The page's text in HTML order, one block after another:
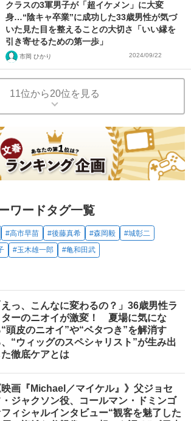
クラスの3軍男子が「超イケメン」に大変
身…“陰キャ卒業”に成功した33歳男性が気づ
いた見た目を整えることの大切さ「いい縁を
引き寄せるための第一歩」
市岡 ひかり 2024/09/22
11位から20位を見る
ワードタグ一覧
#高市早苗 #後藤真希 #森岡毅
#城彰二
#玉木雄一郎 #亀和田武
えっ、こんなに変わるの？」36歳男性ラ
ターのニオイが激変！ 夏場に気にな
頭皮のニオイ”や“ベタつき”を解消す
、“ウィッグのスペシャリスト”が生み出
た徹底ケアとは
映画『Michael／マイケル』》父ジョセ
・ジャクソン役、コールマン・ドミンゴ
フィシャルインタビュー“観客を魅了した